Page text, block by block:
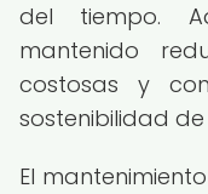
del tiempo.
mantenido
costosas y
sostenibilidad
El